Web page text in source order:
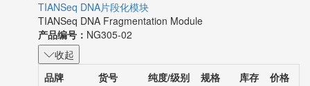
TIANSeq DNA片段化模块
TIANSeq DNA Fragmentation Module
产品编号： NG305-02
收起
品牌
货号 纯度/级别 规格 库存
价格